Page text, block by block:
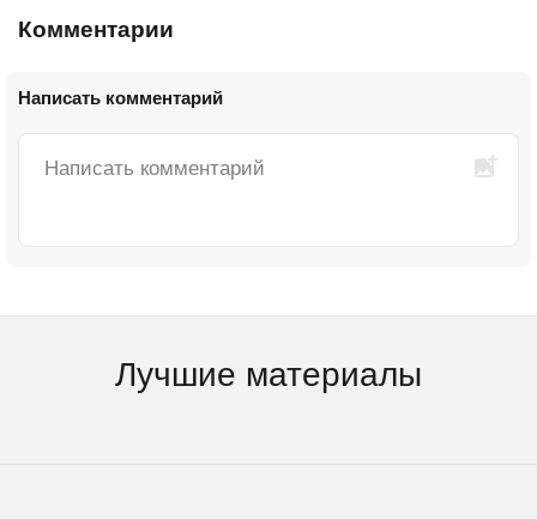
Комментарии
Написать комментарий
Лучшие материалы